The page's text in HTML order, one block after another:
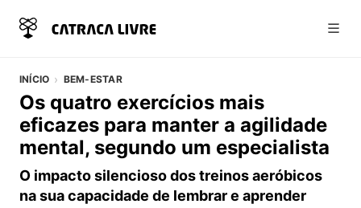
INÍCIO BEM-ESTAR
Os quatro exercícios mais
eficazes para manter a agilidade
mental, segundo um especialista
O impacto silencioso dos treinos aeróbicos
na sua capacidade de lembrar e aprender